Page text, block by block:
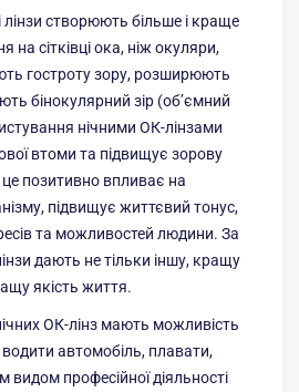
лінзи створюють більше і краще
на сітківці ока, ніж окуляри,
гостроту зору, розширюють
бінокулярний зір (об’ємний
нічними ОК-лінзами
втоми та підвищує зорову
це позитивно впливає на
підвищує життєвий тонус,
та можливостей людини. За
дають не тільки іншу, кращу
якість життя.
ОК-лінз мають можливість
автомобіль, плавати,
професійної діяльності